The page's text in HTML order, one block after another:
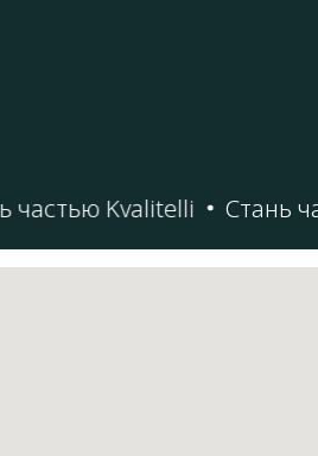
Kvalitelli Стань